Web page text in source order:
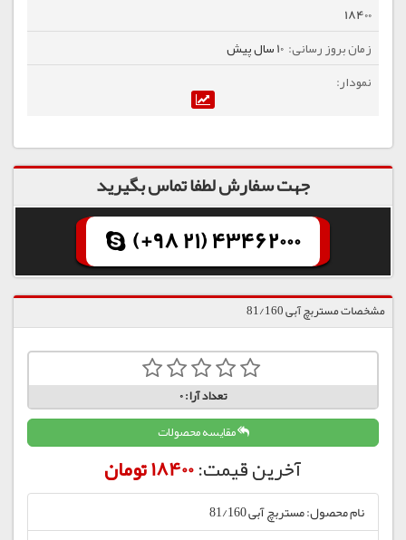
18400
10 سال پیش
جهت سفارش لطفا تماس بگیرید
(+98 21) 43462000
مشخصات مستربچ آبی 81/160
تعداد آرا:0
مقایسه محصولات
آخرین قیمت:18400 تومان
نام محصول: مستربچ آبی 81/160